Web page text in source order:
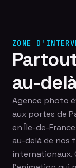
ZONE
au-
Agence photo
aux portes de
en Île-de-
au-delà de nos
internationaux.